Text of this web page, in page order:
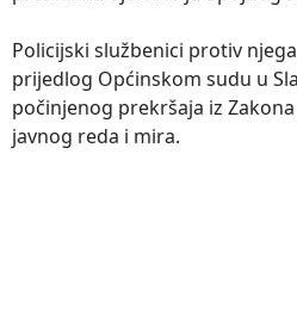
Policijski službenici protiv
prijedlog Općinskom sudu u
počinjenog prekršaja iz
javnog reda i mira.